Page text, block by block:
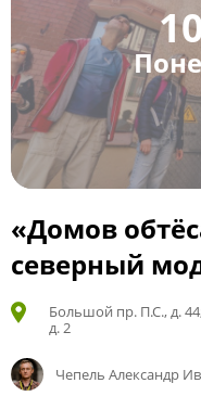
«Домов
северный
Большой пр. П.С., д.
д. 2
Чепель Александр